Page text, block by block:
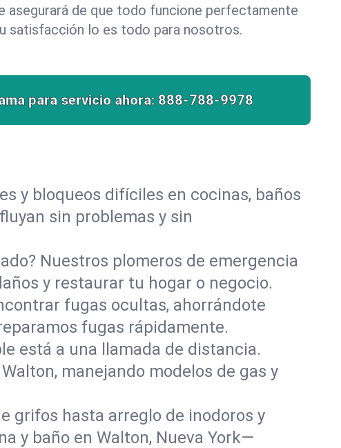
asegurará de que todo funcione perfectamente
satisfacción lo es todo para nosotros.
para servicio ahora: 888-788-9978
y bloqueos difíciles en cocinas, baños
sin problemas y sin
Nuestros plomeros de emergencia
y restaurar tu hogar o negocio.
fugas ocultas, ahorrándote
fugas rápidamente.
está a una llamada de distancia.
manejando modelos de gas y
grifos hasta arreglo de inodoros y
y baño en Walton, Nueva York—